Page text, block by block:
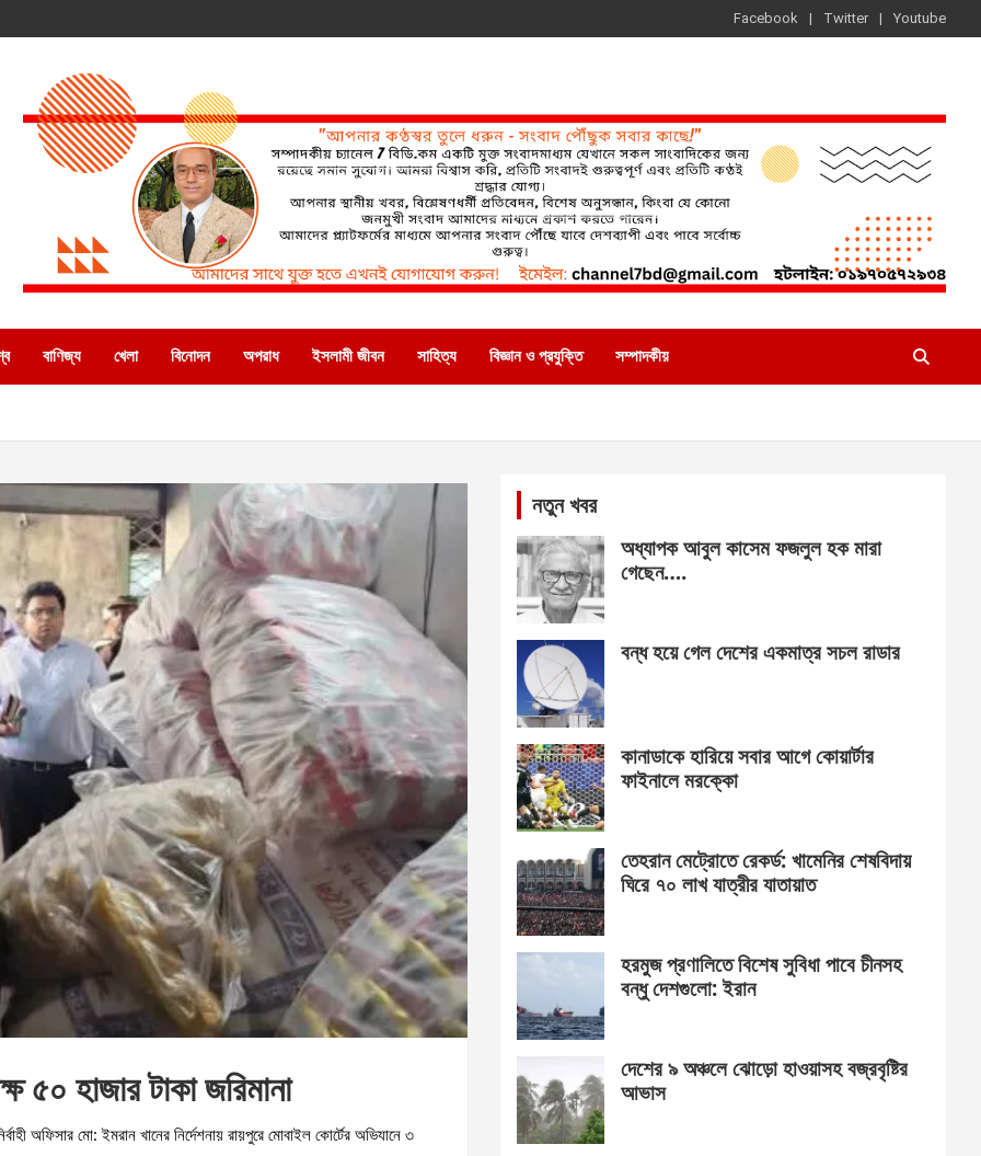
Facebook Twitter Youtube
বাণিজ্য খেলা বিনোদন অপরাধ ইসলামী জীবন সাহিত্য বিজ্ঞান ও প্রযুক্তি সম্পাদকীয়
৫০ হাজার টাকা জরিমানা
অফিসার মো: ইমরান খানের নির্দেশনায় রায়পুরে মোবাইল কোর্টের অভিযানে ৩
নতুন খবর
অধ্যাপক আবুল কাসেম ফজলুল হক মারা
গেছেন….
বন্ধ হয়ে গেল দেশের একমাত্র সচল রাডার
কানাডাকে হারিয়ে সবার আগে কোয়ার্টার
ফাইনালে মরক্কো
তেহরান মেট্রোতে রেকর্ড: খামেনির শেষবিদায়
ঘিরে ৭০ লাখ যাত্রীর যাতায়াত
হরমুজ প্রণালিতে বিশেষ সুবিধা পাবে চীনসহ
বন্ধু দেশগুলো: ইরান
দেশের ৯ অঞ্চলে ঝোড়ো হাওয়াসহ বজ্রবৃষ্টির
আভাস